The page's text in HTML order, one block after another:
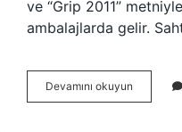
ve “Grip 2011”
ambalajlarda gelir.
Devamını okuyun
Castell